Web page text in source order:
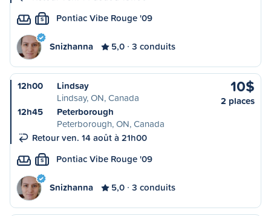
S Pontiac Vibe Rouge '09
Snizhanna 5,0 3 conduits
12h00
Lindsay
Lindsay, ON, Canada
12h45
Peterborough
Peterborough, ON, Canada
Retour ven. 14 août à 21h00
10$
2 places
S Pontiac Vibe Rouge '09
Snizhanna 5,0 3 conduits